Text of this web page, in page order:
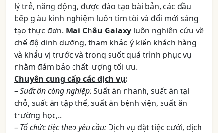
lý trẻ, năng động, được đào tạo bài bản, các đầu
bếp giàu kinh nghiệm luôn tìm tòi và đổi mới sáng
tạo thực đơn. Mai Châu Galaxy luôn nghiên cứu về
chế độ dinh dưỡng, tham khảo ý kiến khách hàng
và khẩu vị trước và trong suốt quá trình phục vụ
nhằm đảm bảo chất lượng tối ưu.
Chuyên cung cấp các dịch vụ:
–Suất ăn công nghiệp:Suất ăn nhanh, suất ăn tại
chỗ, suất ăn tập thể, suất ăn bệnh viện, suất ăn
trường học,..
– Tổ chức tiệc theo yêu cầu: Dịch vụ đặt tiệc cưới, dịch